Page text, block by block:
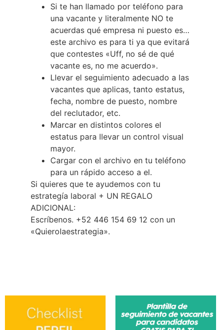
Si te han llamado por teléfono para
una vacante y literalmente NO te
acuerdas qué empresa ni puesto es…
este archivo es para ti ya que evitará
que contestes «Uff, no sé de qué
vacante es, no me acuerdo».
Llevar el seguimiento adecuado a las
vacantes que aplicas, tanto estatus,
fecha, nombre de puesto, nombre
del reclutador, etc.
Marcar en distintos colores el
estatus para llevar un control visual
mayor.
Cargar con el archivo en tu teléfono
para un rápido acceso a el.
Si quieres que te ayudemos con tu
estrategía laboral + UN REGALO
ADICIONAL:
Escríbenos. +52 446 154 69 12 con un
«Quierolaestrategia».